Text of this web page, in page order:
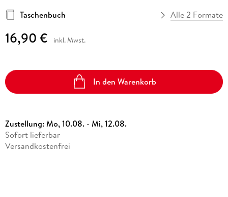
Taschenbuch
Alle 2 Formate
16,90 € inkl. Mwst.
In den Warenkorb
Zustellung:Mo, 10.08. - Mi, 12.08.
Sofort lieferbar
Versandkostenfrei